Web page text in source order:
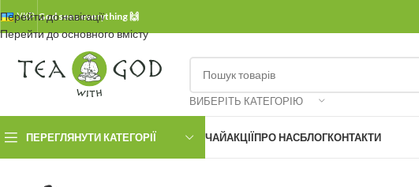
Перейти до навігації
Перейти до основного вмісту
УКР.God sees everything 🙌
ВИБЕРІТЬ КАТЕГОРІЮ
ПЕРЕГЛЯНУТИ КАТЕГОРІЇ ЧАЙАКЦІЇПРО НАСБЛОГКОНТАКТИ